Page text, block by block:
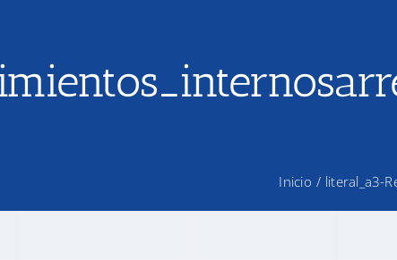
Inicio / literal_a3-